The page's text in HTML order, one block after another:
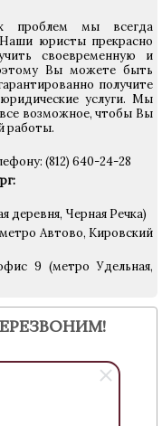
проблем мы всегда
юристы прекрасно
своевременную и
Вы можете быть
получите
услуги. Мы
возможное, чтобы Вы
работы.
(812) 640-24-28
деревня, Черная Речка)
Автово, Кировский
9 (метро Удельная,